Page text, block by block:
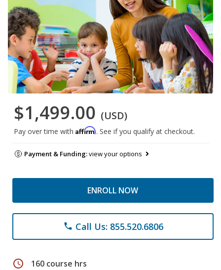
$1,499.00 (USD)
Pay over time with Affirm. See if you qualify at checkout.
Payment & Funding:view your options
ENROLL NOW
phone Call Us: 855.520.6806
schedule 160 course hrs